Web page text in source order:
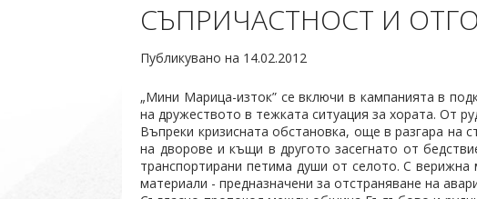
СЪПРИЧАСТНОСТ И
Публикувано на 14.02.2012
„Мини Марица-изток” се включи в кампанията в
на дружеството в тежката ситуация за хората. От
Въпреки кризисната обстановка, още в разгара на
на дворове и къщи в другото засегнато от
транспортирани петима души от селото. С
материали - предназначени за отстраняване на